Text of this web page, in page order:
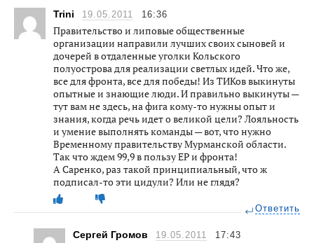
Trini 19.05.2011 16:36
Правительство и липовые общественные
организации направили лучших своих сыновей и
дочерей в отдаленные уголки Кольского
полуострова для реализации светлых идей. Что же,
все для фронта, все для победы! Из ТИКов выкинуты
опытные и знающие люди. И правильно выкинуты —
тут вам не здесь, на фига кому-то нужны опыт и
знания, когда речь идет о великой цели? Лояльность
и умение выполнять команды — вот, что нужно
Временному правительству Мурманской области.
Так что ждем 99,9 в пользу ЕР и фронта!
А Саренко, раз такой принципиальный, что ж
подписал-то эти цидули? Или не глядя?
Ответить
Сергей Громов 19.05.2011 17:43